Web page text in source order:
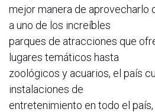
mejor manera de aprovecharlo
a uno de los increíbles
parques de atracciones que
lugares temáticos hasta
zoológicos y acuarios, el país
instalaciones de
entretenimiento en todo el país,